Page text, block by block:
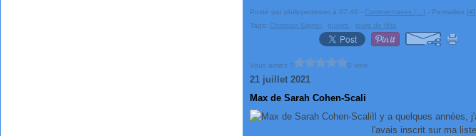
Posté par philippedester à 07:46 - Commentaires [ …] - Permalien [#]
Tags: Christian Signol ,guerre jours de fête
Vous aimez ? 0 vote
21 juillet 2021
Max de Sarah Cohen-Scali
Il y a quelques
l'avais inscrit sur ma